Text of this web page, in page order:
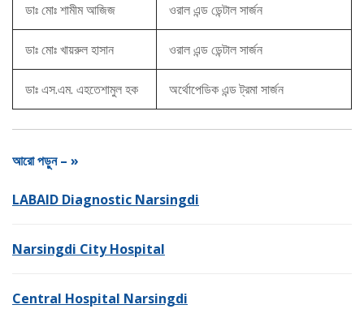
ডাঃ মোঃ শামীম আজিজ ওরাল এন্ড ডেন্টাল সার্জন
ডাঃ মোঃ খায়রুল হাসান ওরাল এন্ড ডেন্টাল সার্জন
ডাঃ এস.এম. এহতেশামুল হক অর্থোপেডিক এন্ড ট্রমা সার্জন
আরো পড়ুন – »
LABAID Diagnostic Narsingdi
Narsingdi City Hospital
Central Hospital Narsingdi